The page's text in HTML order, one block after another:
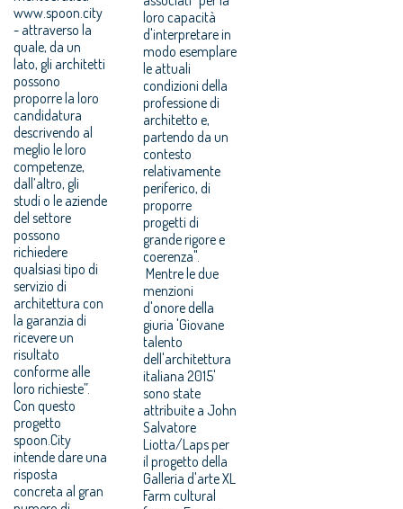
www.spoon.city
- attraverso la
quale, da un
lato, gli architetti
possono
proporre la loro
candidatura
descrivendo al
meglio le loro
competenze,
dall’altro, gli
studi o le aziende
del settore
possono
richiedere
qualsiasi tipo di
servizio di
architettura con
la garanzia di
ricevere un
risultato
conforme alle
loro richieste”.
Con questo
progetto
spoon.City
intende dare una
risposta
concreta al gran
loro capacità
d'interpretare in
modo esemplare
le attuali
condizioni della
professione di
architetto e,
partendo da un
contesto
relativamente
periferico, di
proporre
progetti di
grande rigore e
coerenza".
Mentre le due
menzioni
d'onore della
giuria 'Giovane
talento
dell'architettura
italiana 2015'
sono state
attribuite a John
Salvatore
Liotta/Laps per
il progetto della
Galleria d'arte XL
Farm cultural